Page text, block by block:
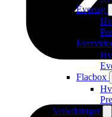
Evertag
Flacbox
Veiledninger